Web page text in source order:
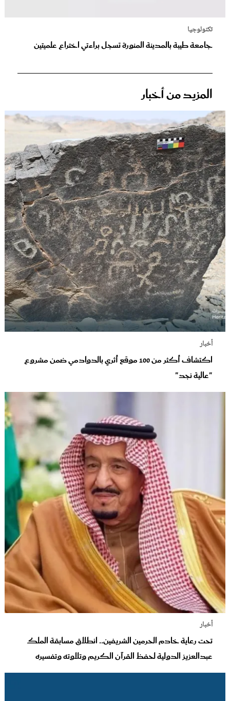
تكنولوجيا
جامعة طيبة بالمدينة المنورة تسجل براءتي اختراع علميتين
المزيد من أخبار
أخبار
اكتشاف أكثر من 100 موقع أثري بالدوادمي ضمن مشروع
"عالية نجد"
أخبار
تحت رعاية خادم الحرمين الشريفين.. انطلاق مسابقة الملك
عبدالعزيز الدولية لحفظ القرآن الكريم وتلاوته وتفسيره